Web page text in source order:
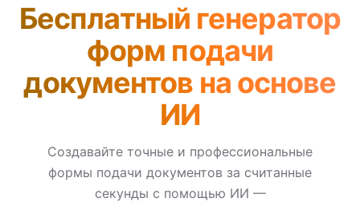
ВОЙТИ
Бесплатный генератор
форм подачи
документов на основе
ИИ
Создавайте точные и профессиональные
формы подачи документов за считанные
секунды с помощью ИИ —